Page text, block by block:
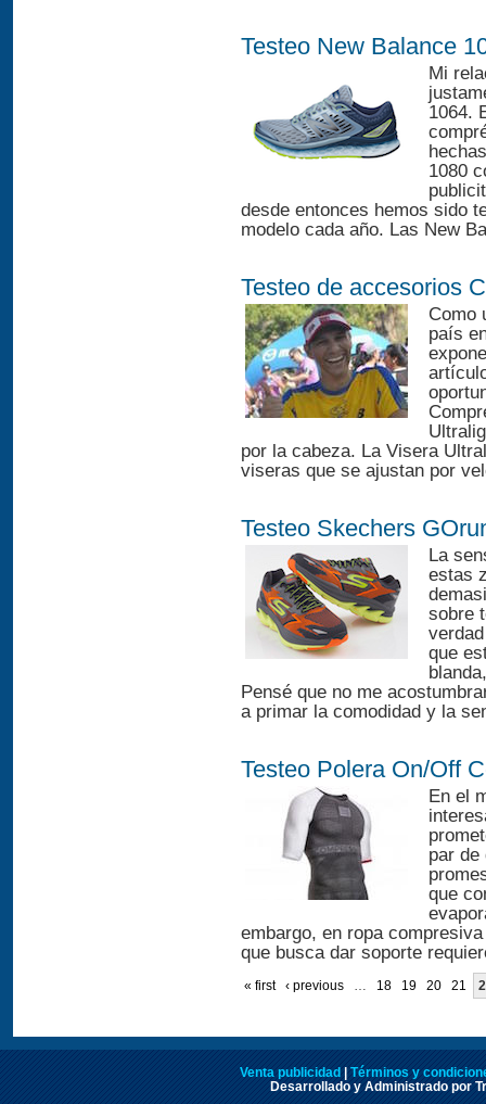
Testeo New Balance
Mi
1064.
1080
desde entonces hemos sido
modelo cada año. Las New
Testeo de accesorios
Como
país
por la cabeza. La Visera
viseras que se ajustan por
Testeo Skechers
La
estas
sobre
que
Pensé que no me
a primar la comodidad y la
Testeo Polera On/Off
En el
par de
que
embargo, en ropa
que busca dar soporte
« first ‹ previous … 18 19 20 21
Venta publicidad
Términos y
Desarrollado y Administrado por